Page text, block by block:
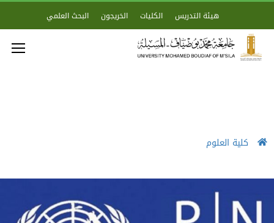
هيئة التدريس الكليات الخريجون البحث العلمي
كلية العلوم